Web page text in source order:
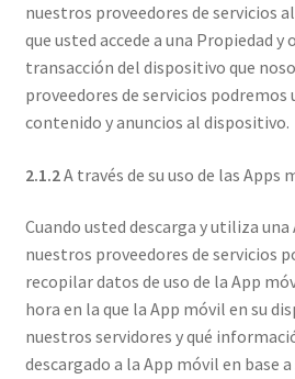
nuestros proveedores de servicios
que usted accede a una Propiedad
transacción del dispositivo que
proveedores de servicios
contenido y anuncios al dispositivo.
2.1.2A través de su uso de las Apps
Cuando usted descarga y utiliza
nuestros proveedores de servicios
recopilar datos de uso de la App
hora en la que la App móvil en su
nuestros servidores y qué
descargado a la App móvil en base